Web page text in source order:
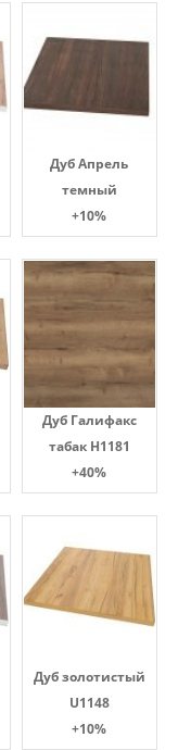
Дуб Апрель
темный
+10%
Дуб Галифакс
табак Н1181
+40%
Дуб золотистый
U1148
+10%